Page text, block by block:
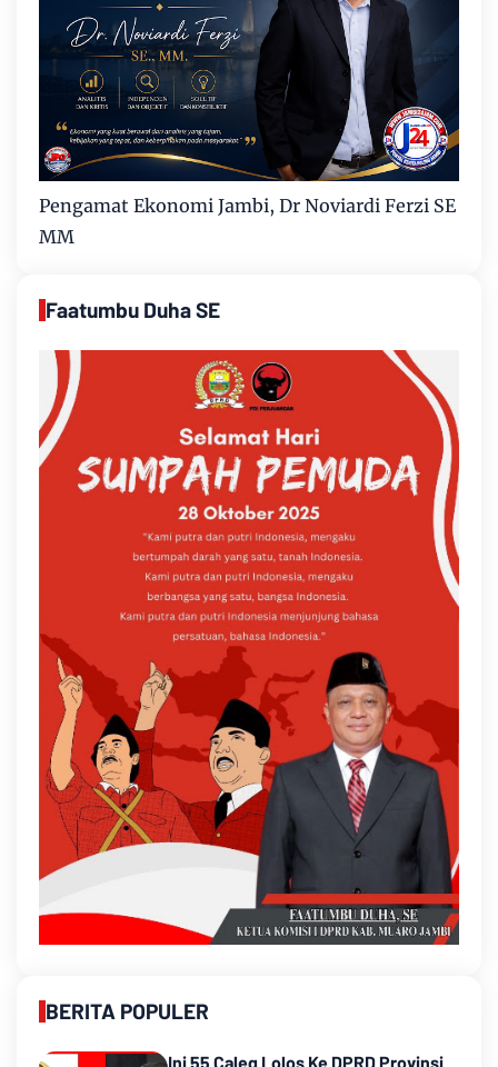
Pengamat Ekonomi Jambi, Dr Noviardi Ferzi SE
MM
Faatumbu Duha SE
BERITA POPULER
Ini 55 Caleg Lolos Ke DPRD Provinsi